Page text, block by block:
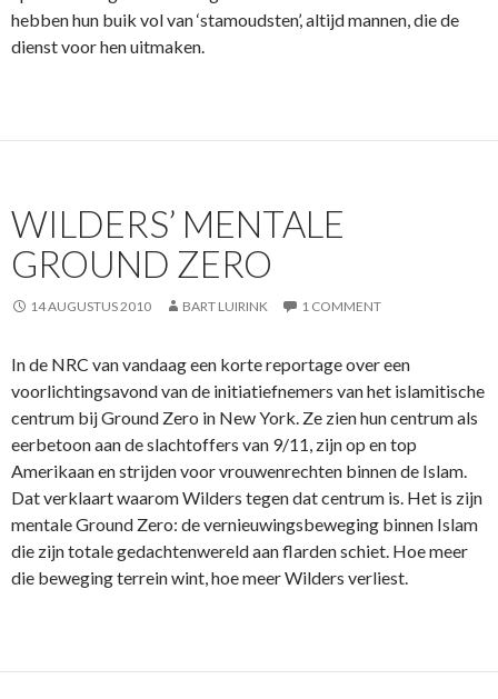
hebben hun buik vol van ‘stamoudsten’, altijd mannen, die de
dienst voor hen uitmaken.
WILDERS’ MENTALE
GROUND ZERO
14 AUGUSTUS 2010 BART LUIRINK 1 COMMENT
In de NRC van vandaag een korte reportage over een
voorlichtingsavond van de initiatiefnemers van het islamitische
centrum bij Ground Zero in New York. Ze zien hun centrum als
eerbetoon aan de slachtoffers van 9/11, zijn op en top
Amerikaan en strijden voor vrouwenrechten binnen de Islam.
Dat verklaart waarom Wilders tegen dat centrum is. Het is zijn
mentale Ground Zero: de vernieuwingsbeweging binnen Islam
die zijn totale gedachtenwereld aan flarden schiet. Hoe meer
die beweging terrein wint, hoe meer Wilders verliest.